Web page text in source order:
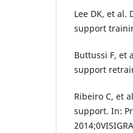
Lee DK, et
support
Buttussi F, et
support
Ribeiro C, et
support. In: